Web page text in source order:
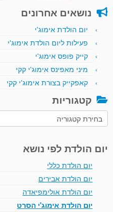
נושאים אחרונים
יום הולדת אימוג'י
פעילות ליום הולדת אימוג'י
קייק פופס אימוג'י
מיני מאפינס אימוג'י קקי
קאפקייק בצורת אימוג'י קקי
קטגוריות
קטגוריות
יום הולדת לפי נושא
יום הולדת כללי
יום הולדת אבירים
יום הולדת אולימפיאדה
יום הולדת אימוג'י הסרט